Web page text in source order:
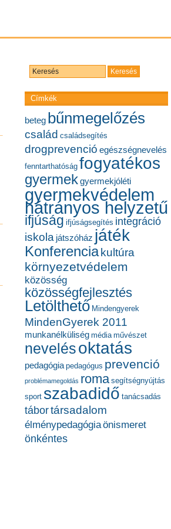
Címkék
beteg bűnmegelőzés
család családsegítés
drogprevenció egészségnevelés
fenntarthatóság fogyatékos
gyermekgyermekjóléti
gyermekvédelem
hátrányos helyzetű
ifjúság ifjúságsegítés integráció
iskola játszóház játék
Konferenciakultúra
környezetvédelem
közösség
közösségfejlesztés
Letölthető Mindengyerek
MindenGyerek 2011
munkanélküliség média művészet
nevelésoktatás
pedagógia pedagógus prevenció
problémamegoldás roma segítségnyújtás
sport szabadidő tanácsadás
tábortársadalom
élménypedagógiaönismeret
önkéntes